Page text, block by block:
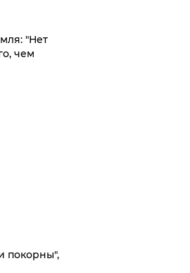
"Нет
чем
покорны",